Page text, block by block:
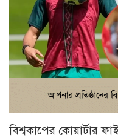
বিশ্বকাপের কোয়ার্টার